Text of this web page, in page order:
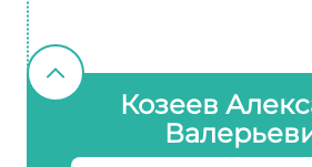
Козеев